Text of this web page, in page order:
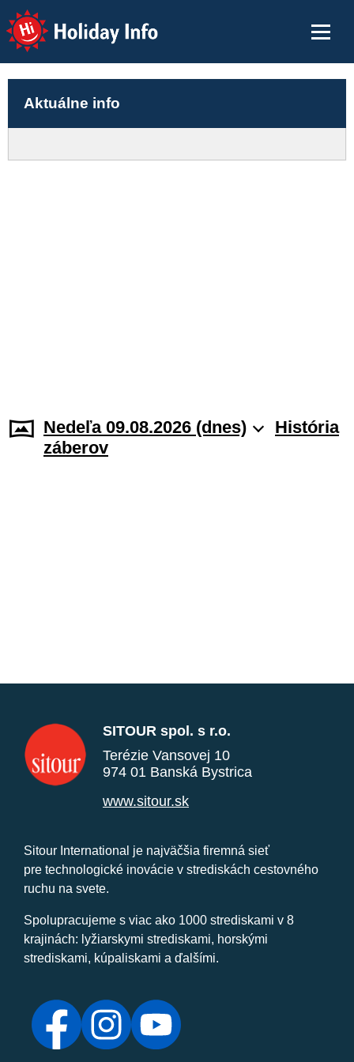
Holiday Info
Aktuálne info
Nedeľa 09.08.2026 (dnes)
História
záberov
SITOUR spol. s r.o.
Terézie Vansovej 10
974 01 Banská Bystrica
www.sitour.sk
Sitour International je najväčšia firemná sieť
pre technologické inovácie v strediskách cestovného
ruchu na svete.
Spolupracujeme s viac ako 1000 strediskami v 8
krajinách: lyžiarskymi strediskami, horskými
strediskami, kúpaliskami a ďalšími.